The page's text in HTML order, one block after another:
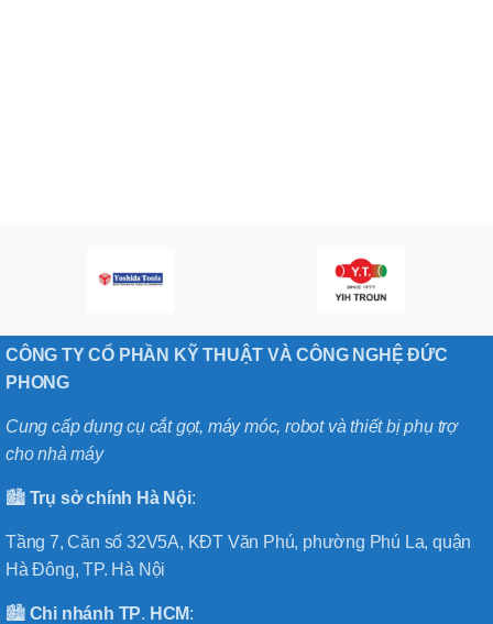
CÔNG TY CỔ PHẦN KỸ THUẬT VÀ CÔNG NGHỆ ĐỨC
PHONG
Cung cấp dụng cụ cắt gọt, máy móc, robot và thiết bị phụ trợ
cho nhà máy
🏙️ Trụ sở chính Hà Nội:
Tầng 7, Căn số 32V5A, KĐT Văn Phú, phường Phú La, quận
Hà Đông, TP. Hà Nội
🏙️ Chi nhánh TP. HCM: